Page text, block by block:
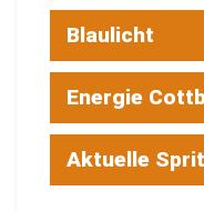
Blaulicht
Energie
Aktuelle